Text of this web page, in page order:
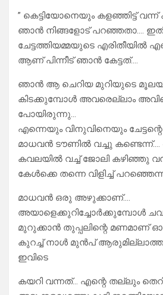
” കെട്ടിയോനെയും കളഞ്ഞിട്ട് വന്ന്
ഞാൻ നിങ്ങളോട് പറഞ്ഞതാ….
ചേട്ടത്തിയമ്മയുടെ എരിതീയിൽ
ആണ് പിന്നീട് ഞാൻ കേട്ടത്….
ഞാൻ ആ ചെറിയ മുറിയുടെ
കിടക്കുമ്പോൾ അവരെല്ലാം
പോയിരുന്നു…
എന്നെയും വിനുവിനെയും
മാധവൻ ടൗണിൽ വച്ചു
കവലയിൽ വച്ച് ജോലി കഴിഞ്ഞു
കേൾക്കെ തന്നെ വിളിച്ച്
മാധവൻ ഒരു അഴുക്കാണ്….
അയാളെക്കുറിച്ചോർക്കുമ്പോൾ
മുറുക്കാൻ തുപ്പലിന്റെ മണമാണ്
കുറച്ച് നാൾ മുൻപ്
ഇവിടെ
കയറി വന്നത്… എന്റെ തല്ലും